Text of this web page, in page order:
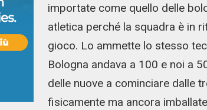
importate come quello delle
atletica perché la squadra è in
gioco. Lo ammette lo stesso
Bologna andava a 100 e noi a
delle nuove a cominciare dalle
fisicamente ma ancora